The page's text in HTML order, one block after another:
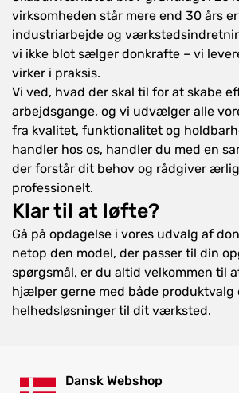
virksomheden står mere end 30 års
industriarbejde og
vi ikke blot sælger donkrafte – vi
virker i praksis.
Vi ved, hvad der skal til for at skabe
arbejdsgange, og vi udvælger alle
fra kvalitet, funktionalitet og
handler hos os, handler du med en
der forstår dit behov og rådgiver
professionelt.
Klar til at løfte?
Gå på opdagelse i vores udvalg af
netop den model, der passer til din
spørgsmål, er du altid velkommen til
hjælper gerne med både produktvalg
helhedsløsninger til dit værksted.
Dansk Webshop